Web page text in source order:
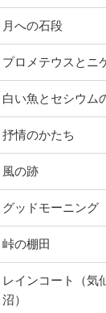
月への石段
プロメテウスとニ
白い魚とセシウム
抒情のかたち
風の跡
グッドモーニング
峠の棚田
レインコート（気
沼）